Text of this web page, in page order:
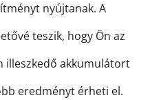
nyújtanak. A
teszik, hogy Ön az
illeszkedő akkumulátort
eredményt érheti el.